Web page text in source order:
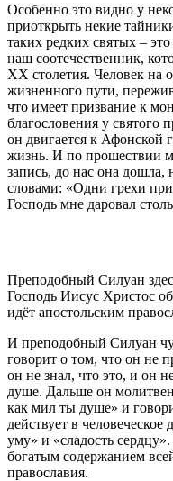
Особенно это видно у
приоткрыть некие
таких редких святых –
наш соотечественник,
ХХ столетия. Человек на
жизненного пути,
что имеет призвание к
благословения у святого
он двигается к Афонской
жизнь. И по прошествии
запись, до нас она дошла,
словами: «Одни грехи
Господь мне даровал
Преподобный Силуан
Господь Иисус Христос
идёт апостольским
И преподобный Силуан
говорит о том, что он не
он не знал, что это, и он
душе. Дальше он
как мил ты душе» и
действует в
уму» и «сладость
богатым содержанием
православия.